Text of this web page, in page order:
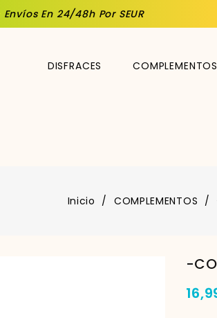
Envíos En 24/48h Por SEUR
DISFRACES COMPLEMENTOS
Inicio COMPLEMENTOS
-